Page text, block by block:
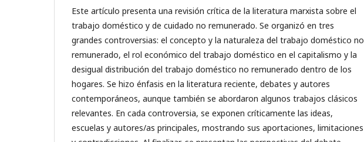
Este artículo presenta una revisión crítica de la literatura marxista sobre el
trabajo doméstico y de cuidado no remunerado. Se organizó en tres
grandes controversias: el concepto y la naturaleza del trabajo doméstico no
remunerado, el rol económico del trabajo doméstico en el capitalismo y la
desigual distribución del trabajo doméstico no remunerado dentro de los
hogares. Se hizo énfasis en la literatura reciente, debates y autores
contemporáneos, aunque también se abordaron algunos trabajos clásicos
relevantes. En cada controversia, se exponen críticamente las ideas,
escuelas y autores/as principales, mostrando sus aportaciones, limitaciones